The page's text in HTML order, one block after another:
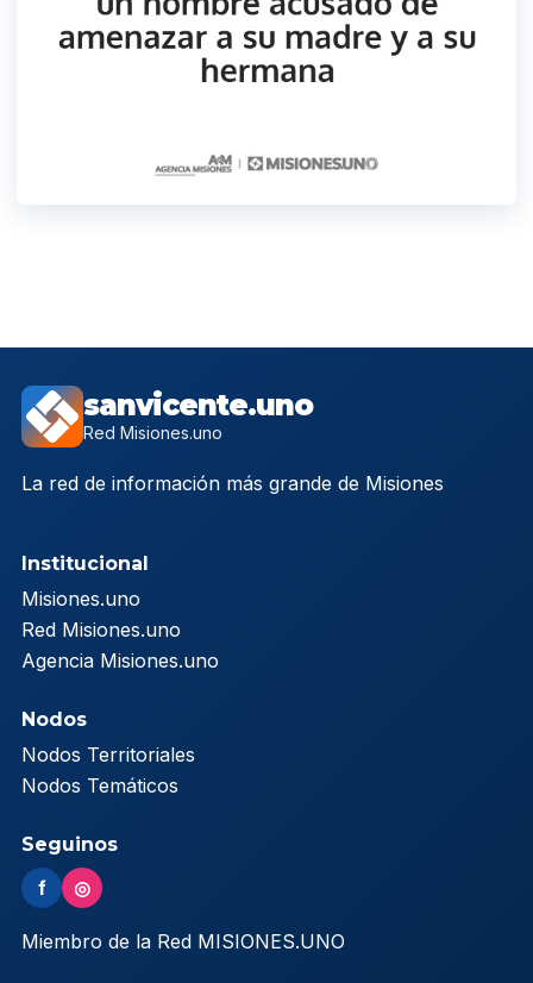
sanvicente.uno
Red Misiones.uno
La red de información más grande de Misiones
Institucional
Misiones.uno
Red Misiones.uno
Agencia Misiones.uno
Nodos
Nodos Territoriales
Nodos Temáticos
Seguinos
f ◎
Miembro de la Red MISIONES.UNO